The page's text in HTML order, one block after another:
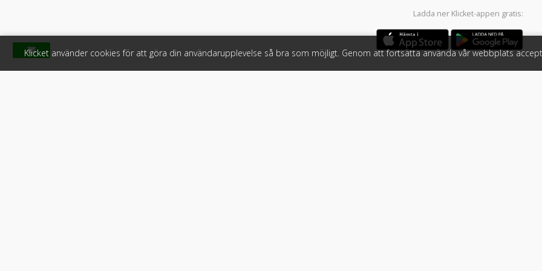
Ladda ner Klicket-appen gratis:
Klicket använder cookies för att göra din användarupplevelse så bra som möjligt. Genom att fortsätta använda vår webbplats